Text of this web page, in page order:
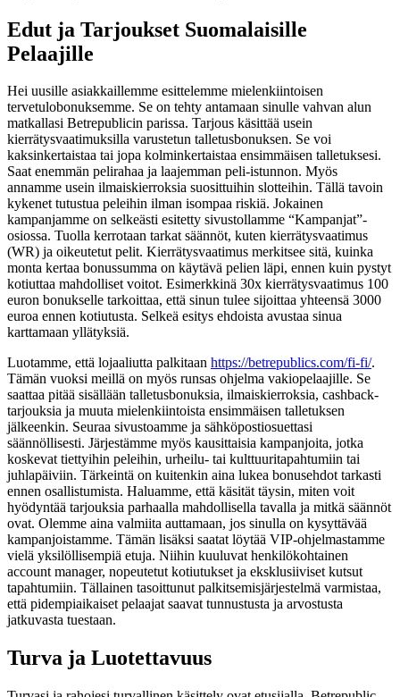
Edut ja Tarjoukset Suomalaisille
Pelaajille
Hei uusille asiakkaillemme esittelemme mielenkiintoisen
tervetulobonuksemme. Se on tehty antamaan sinulle vahvan alun
matkallasi Betrepublicin parissa. Tarjous käsittää usein
kierrätysvaatimuksilla varustetun talletusbonuksen. Se voi
kaksinkertaistaa tai jopa kolminkertaistaa ensimmäisen talletuksesi.
Saat enemmän pelirahaa ja laajemman peli-istunnon. Myös
annamme usein ilmaiskierroksia suosittuihin slotteihin. Tällä tavoin
kykenet tutustua peleihin ilman isompaa riskiä. Jokainen
kampanjamme on selkeästi esitetty sivustollamme “Kampanjat”-
osiossa. Tuolla kerrotaan tarkat säännöt, kuten kierrätysvaatimus
(WR) ja oikeutetut pelit. Kierrätysvaatimus merkitsee sitä, kuinka
monta kertaa bonussumma on käytävä pelien läpi, ennen kuin pystyt
kotiuttaa mahdolliset voitot. Esimerkkinä 30x kierrätysvaatimus 100
euron bonukselle tarkoittaa, että sinun tulee sijoittaa yhteensä 3000
euroa ennen kotiutusta. Selkeä esitys ehdoista avustaa sinua
karttamaan yllätyksiä.
Luotamme, että lojaaliutta palkitaan https://betrepublics.com/fi-fi/.
Tämän vuoksi meillä on myös runsas ohjelma vakiopelaajille. Se
saattaa pitää sisällään talletusbonuksia, ilmaiskierroksia, cashback-
tarjouksia ja muuta mielenkiintoista ensimmäisen talletuksen
jälkeenkin. Seuraa sivustoamme ja sähköpostiosuettasi
säännöllisesti. Järjestämme myös kausittaisia kampanjoita, jotka
koskevat tiettyihin peleihin, urheilu- tai kulttuuritapahtumiin tai
juhlapäiviin. Tärkeintä on kuitenkin aina lukea bonusehdot tarkasti
ennen osallistumista. Haluamme, että käsität täysin, miten voit
hyödyntää tarjouksia parhaalla mahdollisella tavalla ja mitkä säännöt
ovat. Olemme aina valmiita auttamaan, jos sinulla on kysyttävää
kampanjoistamme. Tämän lisäksi saatat löytää VIP-ohjelmastamme
vielä yksilöllisempiä etuja. Niihin kuuluvat henkilökohtainen
account manager, nopeutetut kotiutukset ja eksklusiiviset kutsut
tapahtumiin. Tällainen tasoittunut palkitsemisjärjestelmä varmistaa,
että pidempiaikaiset pelaajat saavat tunnustusta ja arvostusta
jatkuvasta tuestaan.
Turva ja Luotettavuus